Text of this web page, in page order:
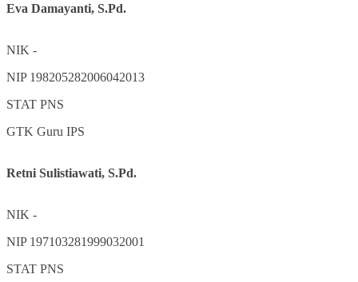
Eva Damayanti, S.Pd.
NIK -
NIP 198205282006042013
STAT PNS
GTK Guru IPS
Retni Sulistiawati, S.Pd.
NIK -
NIP 197103281999032001
STAT PNS